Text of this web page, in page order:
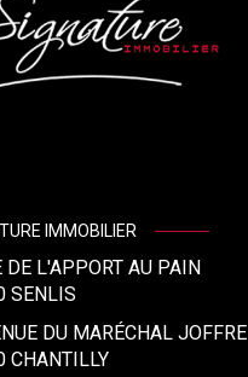
IMMOBILIER
DE L'APPORT AU PAIN
SENLIS
DU MARÉCHAL JOFFRE
CHANTILLY